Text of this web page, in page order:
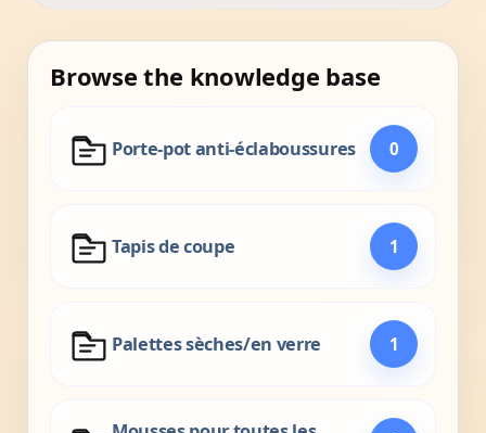
Browse the knowledge base
Porte-pot anti-éclaboussures 0
Tapis de coupe 1
Palettes sèches/en verre 1